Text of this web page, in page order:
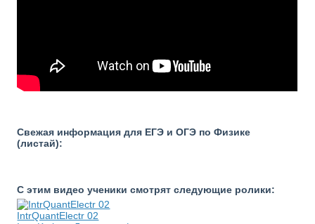
Свежая информация для ЕГЭ и ОГЭ по Физике
(листай):
С этим видео ученики смотрят следующие ролики:
IntrQuantElectr 02